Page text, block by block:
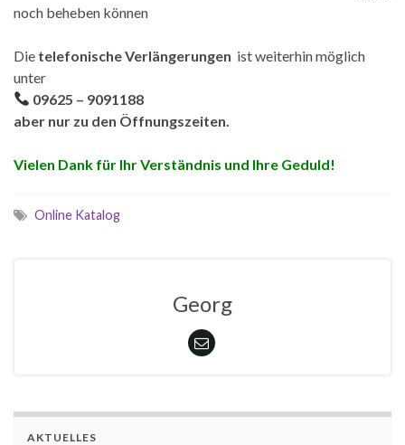
noch beheben können
Die telefonischeVerlängerungen ist weiterhin möglich
unter
09625 – 9091188
aber nur zu den Öffnungszeiten.
Vielen Dank für Ihr Verständnis und Ihre Geduld!
Online Katalog
Georg
AKTUELLES